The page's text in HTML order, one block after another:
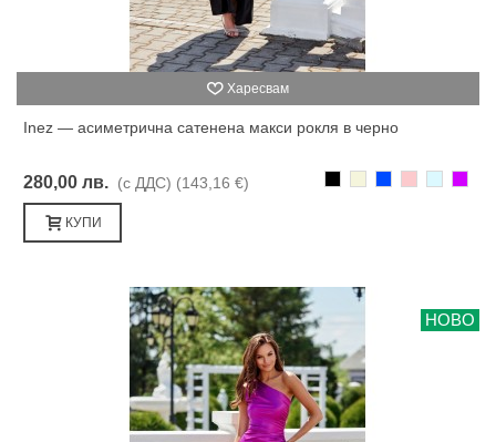
Харесвам
Inez — асиметрична сатенена макси рокля в черно
280,00 лв. (с ДДС) (143,16 €)
КУПИ
НОВО